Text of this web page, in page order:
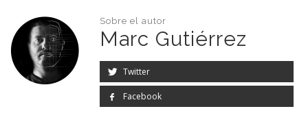
Sobre el autor
Marc Gutiérrez
Twitter
Facebook